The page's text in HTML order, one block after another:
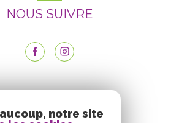
NOUS SUIVRE
notre site